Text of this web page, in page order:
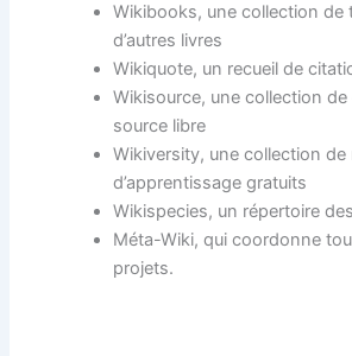
Wikibooks, une collection de
d’autres livres
Wikiquote, un recueil de
Wikisource, une collection
source libre
Wikiversity, une collection de
d’apprentissage gratuits
Wikispecies, un répertoire
Méta-Wiki, qui coordonne
projets.